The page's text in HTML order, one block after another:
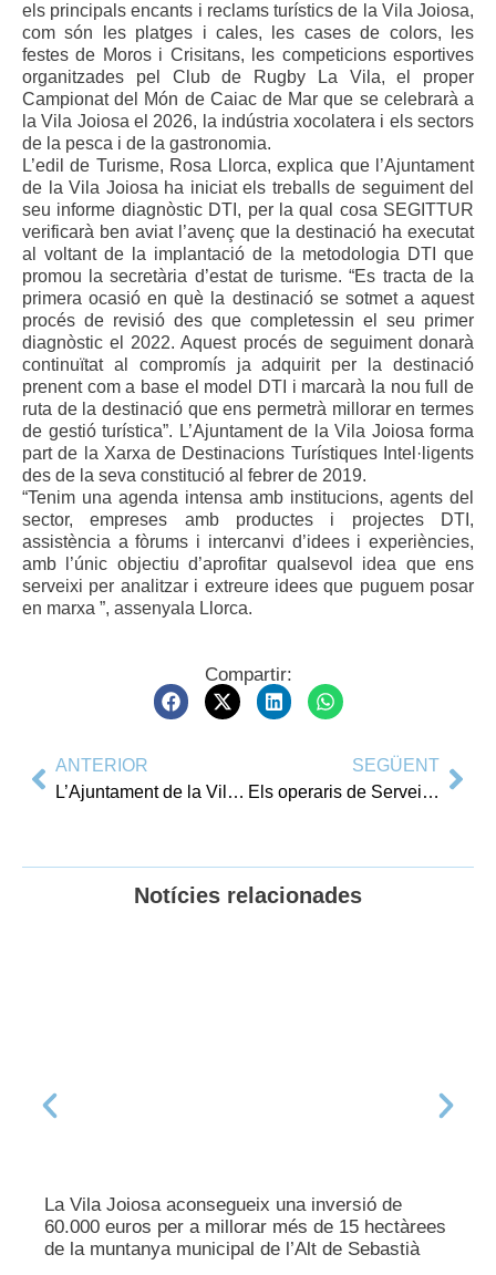
els principals encants i reclams turístics de la Vila Joiosa,
com són les platges i cales, les cases de colors, les
festes de Moros i Crisitans, les competicions esportives
organitzades pel Club de Rugby La Vila, el proper
Campionat del Món de Caiac de Mar que se celebrarà a
la Vila Joiosa el 2026, la indústria xocolatera i els sectors
de la pesca i de la gastronomia.
L’edil de Turisme, Rosa Llorca, explica que l’Ajuntament
de la Vila Joiosa ha iniciat els treballs de seguiment del
seu informe diagnòstic DTI, per la qual cosa SEGITTUR
verificarà ben aviat l’avenç que la destinació ha executat
al voltant de la implantació de la metodologia DTI que
promou la secretària d’estat de turisme. “Es tracta de la
primera ocasió en què la destinació se sotmet a aquest
procés de revisió des que completessin el seu primer
diagnòstic el 2022. Aquest procés de seguiment donarà
continuïtat al compromís ja adquirit per la destinació
prenent com a base el model DTI i marcarà la nou full de
ruta de la destinació que ens permetrà millorar en termes
de gestió turística”. L’Ajuntament de la Vila Joiosa forma
part de la Xarxa de Destinacions Turístiques Intel·ligents
des de la seva constitució al febrer de 2019.
“Tenim una agenda intensa amb institucions, agents del
sector, empreses amb productes i projectes DTI,
assistència a fòrums i intercanvi d’idees i experiències,
amb l’únic objectiu d’aprofitar qualsevol idea que ens
serveixi per analitzar i extreure idees que puguem posar
en marxa ”, assenyala Llorca.
Compartir:
ANTERIOR
L’Ajuntament de la Vila Joiosa adquireix una nova grua per a la retirada de vehicles
SEGÜENT
Els operaris de Serveis Tècnics retiraran més de 20 semàfors inoperatius a diverses localitzacions del municipi
Notícies relacionades
La Vila Joiosa aconsegueix una inversió de
60.000 euros per a millorar més de 15 hectàrees
de la muntanya municipal de l’Alt de Sebastià